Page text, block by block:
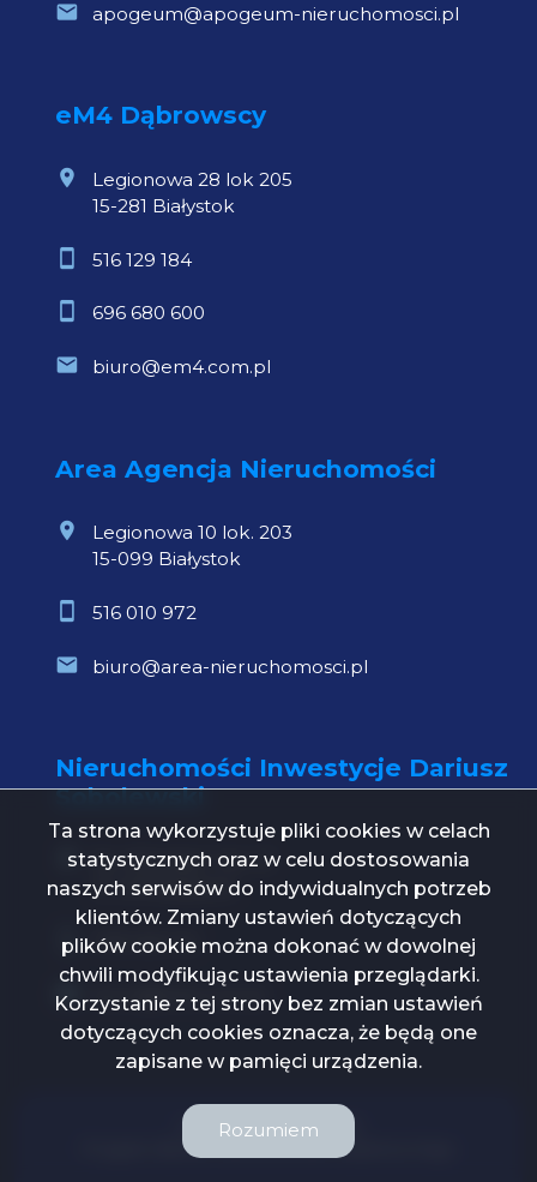
apogeum@apogeum-nieruchomosci.pl
eM4 Dąbrowscy
Legionowa 28 lok 205
15-281 Białystok
516 129 184
696 680 600
biuro@em4.com.pl
Area Agencja Nieruchomości
Legionowa 10 lok. 203
15-099 Białystok
516 010 972
biuro@area-nieruchomosci.pl
Nieruchomości Inwestycje Dariusz
Sobolewski
Św. Mikołaja 1 lok. 21
15-419 Białystok
739 000 112
biuro@ni24.com.pl
Grupa Premium © 2026
Program dla biur nieruchomości
Galactica Virgo
Ta strona wykorzystuje pliki cookies w celach
statystycznych oraz w celu dostosowania
naszych serwisów do indywidualnych potrzeb
klientów. Zmiany ustawień dotyczących
plików cookie można dokonać w dowolnej
chwili modyfikując ustawienia przeglądarki.
Korzystanie z tej strony bez zmian ustawień
dotyczących cookies oznacza, że będą one
zapisane w pamięci urządzenia.
Rozumiem